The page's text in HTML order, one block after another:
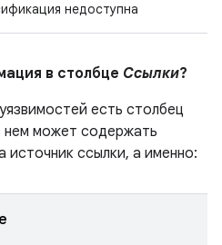
недоступна
в столбце Ссылки?
есть столбец
нем может содержать
ссылки, а именно: